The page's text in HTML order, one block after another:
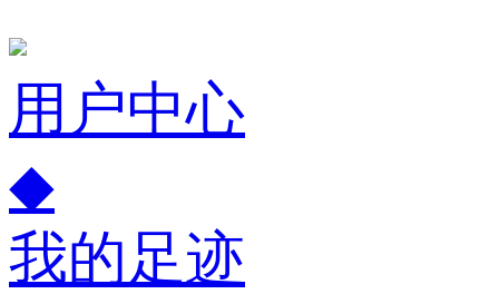
用户中心
◆
我的足迹